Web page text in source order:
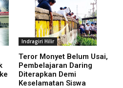
Indragiri Hilir
Teror Monyet Belum Usai,
Pembelajaran Daring
Diterapkan Demi
Keselamatan Siswa